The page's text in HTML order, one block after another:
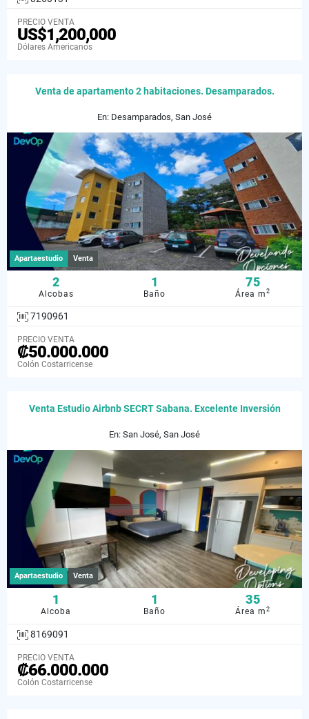
PRECIO VENTA
US$1,200,000
Dólares Americanos
Venta de apartamento 2 habitaciones. Desamparados.
En: Desamparados, San José
Apartaestudio Venta
2
Alcobas
1
Baño
75
Área m2
7190961
PRECIO VENTA
₡50.000.000
Colón Costarricense
Venta Estudio Airbnb SECRT Sabana. Excelente Inversión
En: San José, San José
Apartaestudio Venta
1
Alcoba
1
Baño
35
Área m2
8169091
PRECIO VENTA
₡66.000.000
Colón Costarricense